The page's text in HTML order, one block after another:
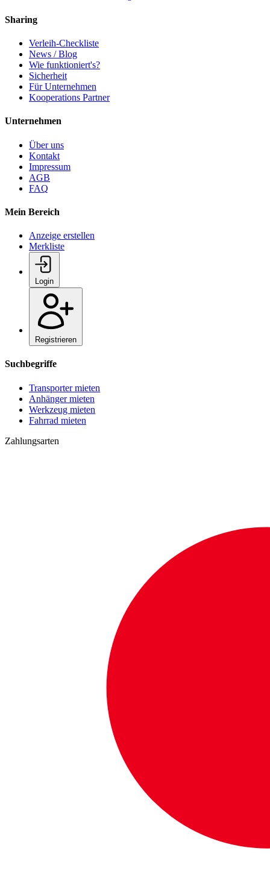
Sharing
Verleih-Checkliste
News / Blog
Wie funktioniert's?
Sicherheit
Für Unternehmen
Kooperations Partner
Unternehmen
Über uns
Kontakt
Impressum
AGB
FAQ
Mein Bereich
Anzeige erstellen
Merkliste
Login
Registrieren
Suchbegriffe
Transporter mieten
Anhänger mieten
Werkzeug mieten
Fahrrad mieten
Zahlungsarten